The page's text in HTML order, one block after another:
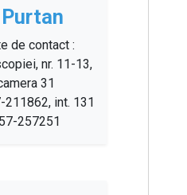
de contact :
nr. 11-13,
31
int. 131
257251